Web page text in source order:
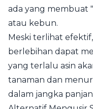
ada yang membuat
atau kebun.
Meski terlihat
berlebihan dapat
yang terlalu asin
tanaman dan
dalam jangka